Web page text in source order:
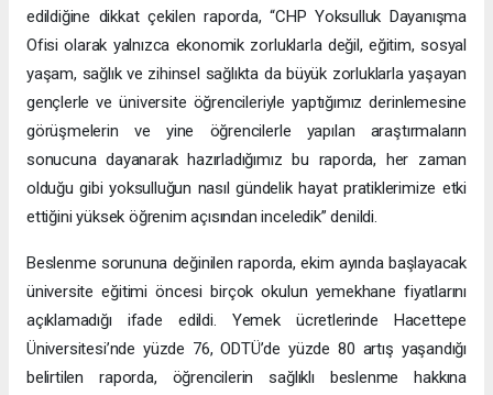
edildiğine dikkat çekilen raporda, “CHP Yoksulluk Dayanışma
Ofisi olarak yalnızca ekonomik zorluklarla değil, eğitim, sosyal
yaşam, sağlık ve zihinsel sağlıkta da büyük zorluklarla yaşayan
gençlerle ve üniversite öğrencileriyle yaptığımız derinlemesine
görüşmelerin ve yine öğrencilerle yapılan araştırmaların
sonucuna dayanarak hazırladığımız bu raporda, her zaman
olduğu gibi yoksulluğun nasıl gündelik hayat pratiklerimize etki
ettiğini yüksek öğrenim açısından inceledik” denildi.
Beslenme sorununa değinilen raporda, ekim ayında başlayacak
üniversite eğitimi öncesi birçok okulun yemekhane fiyatlarını
açıklamadığı ifade edildi. Yemek ücretlerinde Hacettepe
Üniversitesi’nde yüzde 76, ODTÜ’de yüzde 80 artış yaşandığı
belirtilen raporda, öğrencilerin sağlıklı beslenme hakkına